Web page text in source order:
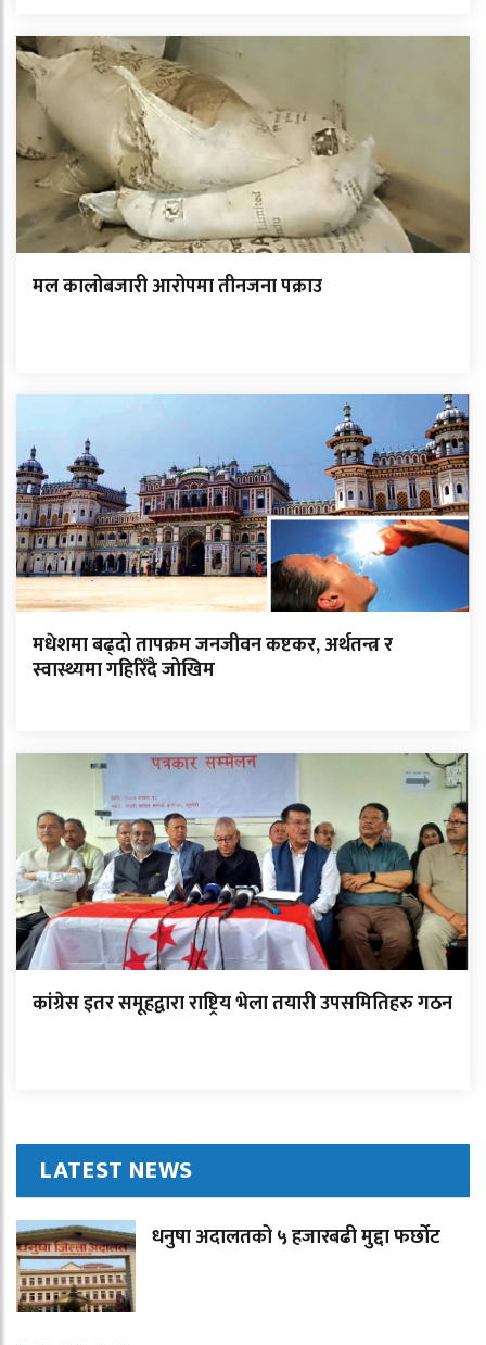
मल कालोबजारी आरोपमा तीनजना पक्राउ
मधेशमा बढ्दो तापक्रम जनजीवन कष्टकर, अर्थतन्त्र र
स्वास्थ्यमा गहिरिँदै जोखिम
कांग्रेस इतर समूहद्वारा राष्ट्रिय भेला तयारी उपसमितिहरु गठन
LATEST NEWS
धनुषा अदालतको ५ हजारबढी मुद्दा फर्छोट